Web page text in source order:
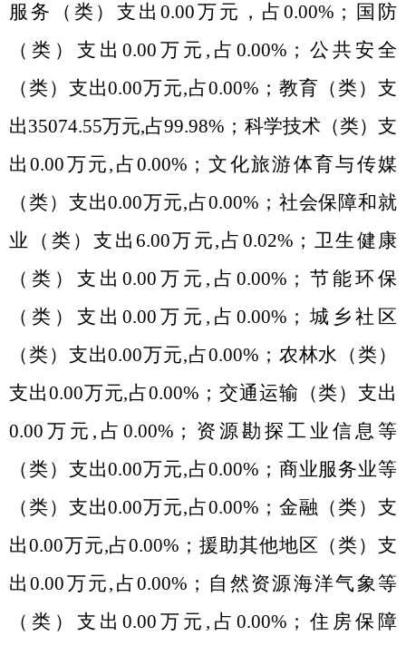
服务（类）支出 0.00万元，占0.00% ；国防
（类）支出 0.00 万元 , 占 0.00% ；公共安全
（类）支出0.00万元,占0.00% ；教育（类）支
出35074.55万元,占99.98% ；科学技术（类）支
出0.00万元, 占0.00% ；文化旅游体育与传媒
（类）支出0.00万元,占0.00% ；社会保障和就
业（类）支出 6.00万元,占 0.02% ；卫生健康
（类）支出 0.00 万元 , 占 0.00% ；节能环保
（类）支出 0.00 万元 , 占 0.00% ；城乡社区
（类）支出0.00万元,占0.00% ；农林水（类）
支出0.00万元,占0.00% ；交通运输（类）支出
0.00 万元 , 占 0.00% ；资源勘探工业信息等
（类）支出0.00万元,占0.00% ；商业服务业等
（类）支出0.00万元,占0.00% ；金融（类）支
出0.00万元,占0.00% ；援助其他地区（类）支
出0.00万元, 占0.00% ；自然资源海洋气象等
（类）支出 0.00 万元 , 占 0.00% ；住房保障